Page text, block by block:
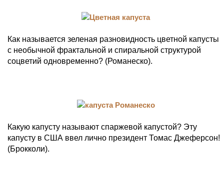
Как называется зеленая разновидность цветной капусты
с необычной фрактальной и спиральной структурой
соцветий одновременно? (Романеско).
Какую капусту называют спаржевой капустой? Эту
капусту в США ввел лично президент Томас Джеферсон!
(Брокколи).